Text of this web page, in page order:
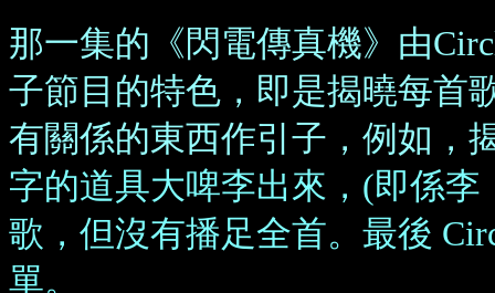
那一集的《閃電傳真機》由
子節目的特色，即是揭曉每首
有關係的東西作引子，例如，
字的道具大啤李出來，(即係
歌，但沒有播足全首。最後
單。